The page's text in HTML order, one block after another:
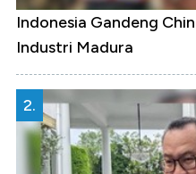
Indonesia Gandeng
Industri Madura
2.